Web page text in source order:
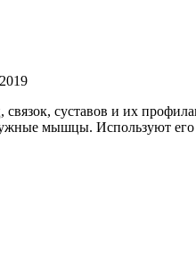
суставов и их
мышцы. Используют